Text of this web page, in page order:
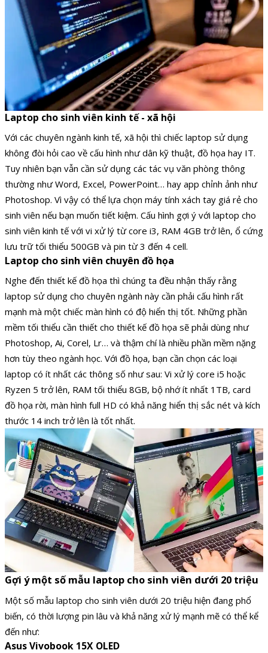
Laptop cho sinh viên kinh tế - xã hội
Với các chuyên ngành kinh tế, xã hội thì chiếc laptop sử dụng
không đòi hỏi cao về cấu hình như dân kỹ thuật, đồ họa hay IT.
Tuy nhiên bạn vẫn cần sử dụng các tác vụ văn phòng thông
thường như Word, Excel, PowerPoint… hay app chỉnh ảnh như
Photoshop. Vì vậy có thể lựa chọn máy tính xách tay giá rẻ cho
sinh viên nếu bạn muốn tiết kiệm. Cấu hình gợi ý với laptop cho
sinh viên kinh tế với vi xử lý từ core i3, RAM 4GB trở lên, ổ cứng
lưu trữ tối thiểu 500GB và pin từ 3 đến 4 cell.
Laptop cho sinh viên chuyên đồ họa
Nghe đến thiết kế đồ họa thì chúng ta đều nhận thấy rằng
laptop sử dụng cho chuyên ngành này cần phải cấu hình rất
mạnh mà một chiếc màn hình có độ hiển thị tốt. Những phần
mềm tối thiểu cần thiết cho thiết kế đồ họa sẽ phải dùng như
Photoshop, Ai, Corel, Lr… và thậm chí là nhiều phần mềm nặng
hơn tùy theo ngành học. Với đồ họa, bạn cần chọn các loại
laptop có ít nhất các thông số như sau: Vi xử lý core i5 hoặc
Ryzen 5 trở lên, RAM tối thiểu 8GB, bộ nhớ ít nhất 1TB, card
đồ họa rời, màn hình full HD có khả năng hiển thị sắc nét và kích
thước 14 inch trở lên là tốt nhất.
Gợi ý một số mẫu laptop cho sinh viên dưới 20 triệu
Một số mẫu laptop cho sinh viên dưới 20 triệu hiện đang phổ
biến, có thời lượng pin lâu và khả năng xử lý mạnh mẽ có thể kể
đến như:
Asus Vivobook 15X OLED